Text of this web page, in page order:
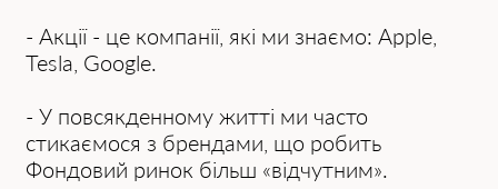
- Акції - це компанії, які ми знаємо: Apple,
Tesla, Google.
- У повсякденному житті ми часто
стикаємося з брендами, що робить
Фондовий ринок більш «відчутним».